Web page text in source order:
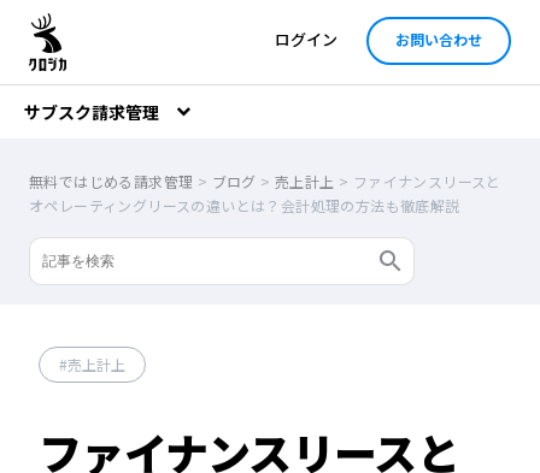
ログイン お問い合わせ
サブスク請求管理
無料ではじめる請求管理 > ブログ >売上計上 > ファイナンスリースと
オペレーティングリースの違いとは？会計処理の方法も徹底解説
売上計上
ファイナンスリースと